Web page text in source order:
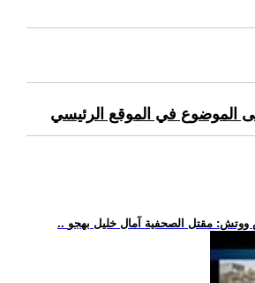
الموضوع في الموقع الرئيسي
ووتش: مقتل الصحفية آمال خليل بهجو